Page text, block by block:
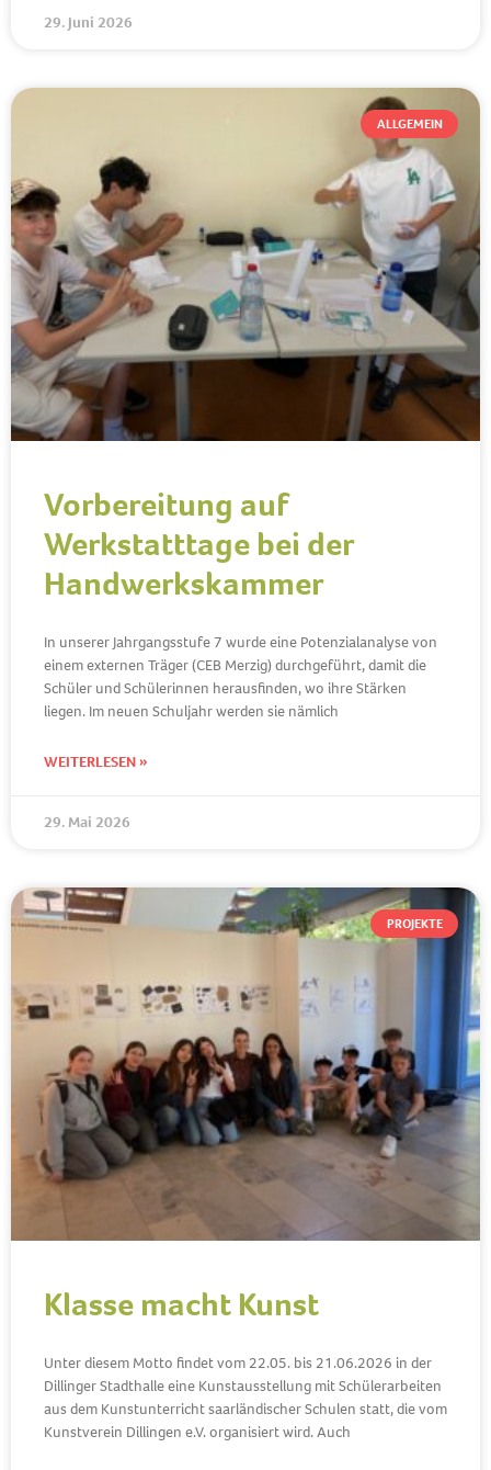
29. Juni 2026
ALLGEMEIN
Vorbereitung auf
Werkstatttage bei der
Handwerkskammer
In unserer Jahrgangsstufe 7 wurde eine Potenzialanalyse von
einem externen Träger (CEB Merzig) durchgeführt, damit die
Schüler und Schülerinnen herausfinden, wo ihre Stärken
liegen. Im neuen Schuljahr werden sie nämlich
WEITERLESEN »
29. Mai 2026
PROJEKTE
Klasse macht Kunst
Unter diesem Motto findet vom 22.05. bis 21.06.2026 in der
Dillinger Stadthalle eine Kunstausstellung mit Schülerarbeiten
aus dem Kunstunterricht saarländischer Schulen statt, die vom
Kunstverein Dillingen e.V. organisiert wird. Auch